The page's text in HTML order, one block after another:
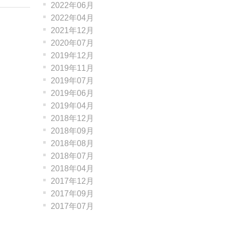
2022年06月
2022年04月
2021年12月
2020年07月
2019年12月
2019年11月
2019年07月
2019年06月
2019年04月
2018年12月
2018年09月
2018年08月
2018年07月
2018年04月
2017年12月
2017年09月
2017年07月